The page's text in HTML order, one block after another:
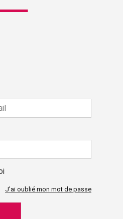
J’ai oublié mon mot de passe